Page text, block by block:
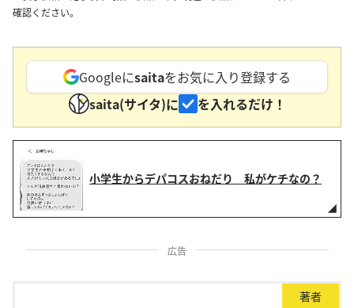
確認ください。
Googleにsaitaをお気に入り登録する
saita(サイタ)に
を入れるだけ！
小学生からデパコスおねだり 私がケチなの？
広告
著者